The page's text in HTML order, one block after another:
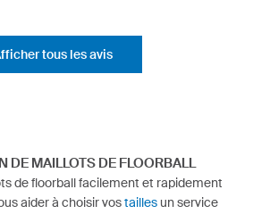
tous les avis
DE MAILLOTS DE FLOORBALL
de floorball facilement et rapidement
aider à choisir vostailles un service